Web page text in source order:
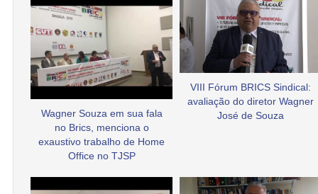
Wagner Souza em sua fala
no Brics, menciona o
exaustivo trabalho de Home
Office no TJSP
VIII Fórum BRICS Sindical:
avaliação do diretor Wagner
José de Souza